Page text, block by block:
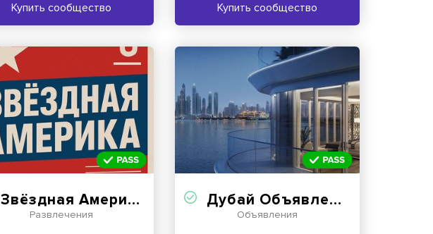
Купить сообщество Купить сообщество
Звёздная Америка
Развлечения
Дубай Объявления
Объявления